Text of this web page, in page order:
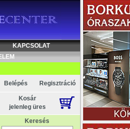
KAPCSOLAT
Belépés Regisztráció
Kosár
jelenleg üres
Keresés